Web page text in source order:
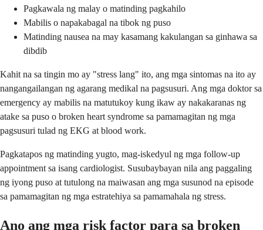
Pagkawala ng malay o matinding pagkahilo
Mabilis o napakabagal na tibok ng puso
Matinding nausea na may kasamang kakulangan sa ginhawa sa
dibdib
Kahit na sa tingin mo ay "stress lang" ito, ang mga sintomas na ito ay
nangangailangan ng agarang medikal na pagsusuri. Ang mga doktor sa
emergency ay mabilis na matutukoy kung ikaw ay nakakaranas ng
atake sa puso o broken heart syndrome sa pamamagitan ng mga
pagsusuri tulad ng EKG at blood work.
Pagkatapos ng matinding yugto, mag-iskedyul ng mga follow-up
appointment sa isang cardiologist. Susubaybayan nila ang paggaling
ng iyong puso at tutulong na maiwasan ang mga susunod na episode
sa pamamagitan ng mga estratehiya sa pamamahala ng stress.
Ano ang mga risk factor para sa broken